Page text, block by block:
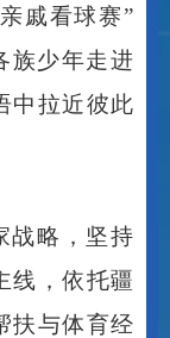
戚看球赛”
族少年走进
中拉近彼此
战略，坚持
线，依托疆
扶与体育经